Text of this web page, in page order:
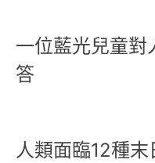
一位藍光兒童對
答
人類面臨12種末